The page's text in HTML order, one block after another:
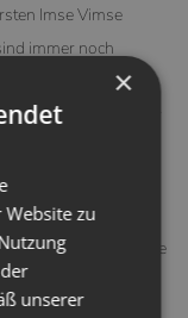
Imse Vimse
immer noch
wollte, habe ich mir
in 3 Größen,
extra langen
in dem man die
kann.
×
zu
unserer